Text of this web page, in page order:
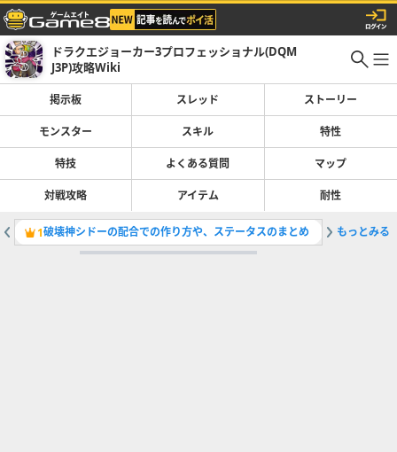
ドラクエジョーカー3プロフェッショナル(DQM
J3P)攻略Wiki
掲示板 スレッド ストーリー
モンスター スキル 特性
特技 よくある質問 マップ
対戦攻略 アイテム 耐性
1破壊神シドーの配合での作り方や、ステータスのまとめ 2キング
もっとみる